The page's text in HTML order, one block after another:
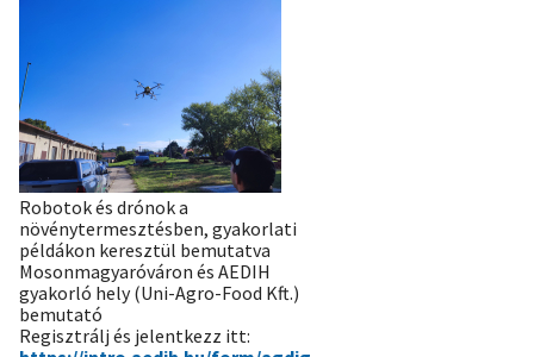
Robotok és drónok a
növénytermesztésben, gyakorlati
példákon keresztül bemutatva
Mosonmagyaróváron és AEDIH
gyakorló hely (Uni-Agro-Food Kft.)
bemutató
Regisztrálj és jelentkezz itt: